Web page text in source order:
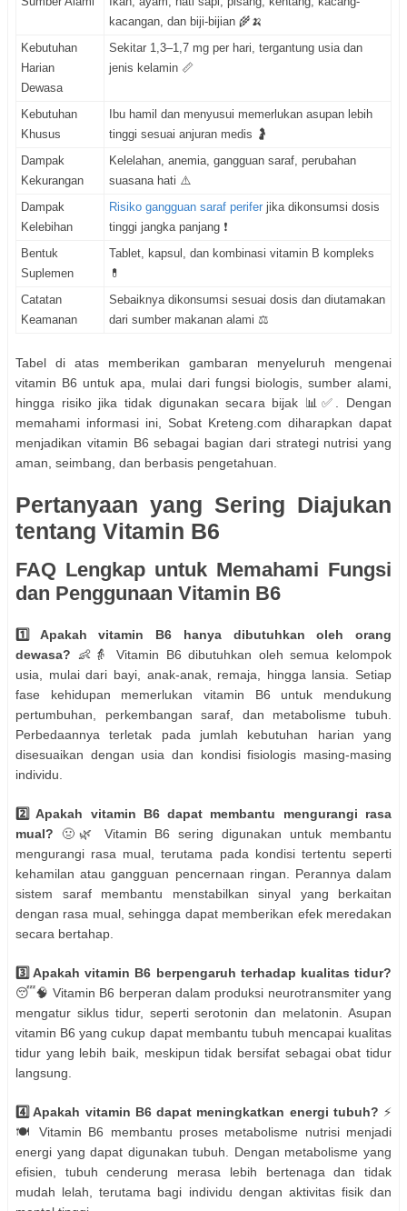
kacangan, dan biji-bijian 🌾🍌
Kebutuhan
Harian
Dewasa
Sekitar 1,3–1,7 mg per hari, tergantung usia dan
jenis kelamin 📏
Kebutuhan
Khusus
Ibu hamil dan menyusui memerlukan asupan lebih
tinggi sesuai anjuran medis 🤰
Dampak
Kekurangan
Kelelahan, anemia, gangguan saraf, perubahan
suasana hati ⚠️
Dampak
Kelebihan
Risiko gangguan saraf perifer jika dikonsumsi dosis
tinggi jangka panjang ❗
Bentuk
Suplemen
Tablet, kapsul, dan kombinasi vitamin B kompleks
💊
Catatan
Keamanan
Sebaiknya dikonsumsi sesuai dosis dan diutamakan
dari sumber makanan alami ⚖️
Tabel di atas memberikan gambaran menyeluruh mengenai
vitamin B6 untuk apa, mulai dari fungsi biologis, sumber alami,
hingga risiko jika tidak digunakan secara bijak 📊✅. Dengan
memahami informasi ini, Sobat Kreteng.com diharapkan dapat
menjadikan vitamin B6 sebagai bagian dari strategi nutrisi yang
aman, seimbang, dan berbasis pengetahuan.
Pertanyaan yang Sering Diajukan
tentang Vitamin B6
FAQ Lengkap untuk Memahami Fungsi
dan Penggunaan Vitamin B6
1️⃣ Apakah vitamin B6 hanya dibutuhkan oleh orang
dewasa? 👶👵 Vitamin B6 dibutuhkan oleh semua kelompok
usia, mulai dari bayi, anak-anak, remaja, hingga lansia. Setiap
fase kehidupan memerlukan vitamin B6 untuk mendukung
pertumbuhan, perkembangan saraf, dan metabolisme tubuh.
Perbedaannya terletak pada jumlah kebutuhan harian yang
disesuaikan dengan usia dan kondisi fisiologis masing-masing
individu.
2️⃣ Apakah vitamin B6 dapat membantu mengurangi rasa
mual? 🤢🌿 Vitamin B6 sering digunakan untuk membantu
mengurangi rasa mual, terutama pada kondisi tertentu seperti
kehamilan atau gangguan pencernaan ringan. Perannya dalam
sistem saraf membantu menstabilkan sinyal yang berkaitan
dengan rasa mual, sehingga dapat memberikan efek meredakan
secara bertahap.
3️⃣ Apakah vitamin B6 berpengaruh terhadap kualitas tidur?
😴🧠 Vitamin B6 berperan dalam produksi neurotransmiter yang
mengatur siklus tidur, seperti serotonin dan melatonin. Asupan
vitamin B6 yang cukup dapat membantu tubuh mencapai kualitas
tidur yang lebih baik, meskipun tidak bersifat sebagai obat tidur
langsung.
4️⃣ Apakah vitamin B6 dapat meningkatkan energi tubuh? ⚡
🍽️ Vitamin B6 membantu proses metabolisme nutrisi menjadi
energi yang dapat digunakan tubuh. Dengan metabolisme yang
efisien, tubuh cenderung merasa lebih bertenaga dan tidak
mudah lelah, terutama bagi individu dengan aktivitas fisik dan